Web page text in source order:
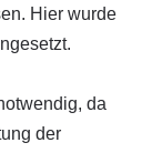
Hier wurde
da
der